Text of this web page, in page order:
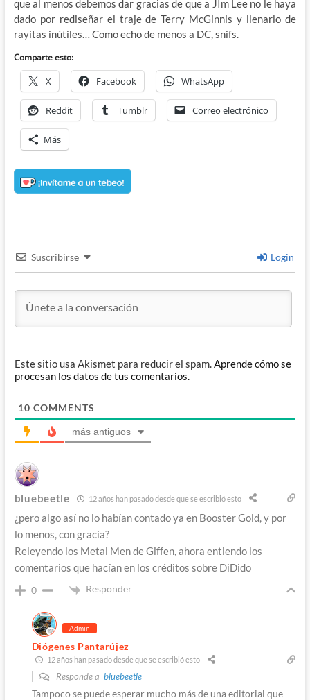
que al menos debemos dar gracias de que a JIm Lee no le haya
dado por rediseñar el traje de Terry McGinnis y llenarlo de
rayitas inútiles… Como echo de menos a DC, snifs.
Comparte esto:
X Facebook WhatsApp
Reddit Tumblr Correo electrónico
Más
Suscribirse Login
Este sitio usa Akismet para reducir el spam.Aprende cómo se
procesan los datos de tus comentarios.
10 COMMENTS
más antiguos
bluebeetle 12 años han pasado desde que se escribió esto
¿pero algo así no lo habían contado ya en Booster Gold, y por
lo menos, con gracia?
Releyendo los Metal Men de Giffen, ahora entiendo los
comentarios que hacían en los créditos sobre DiDido
0 Responder
Admin
Diógenes Pantarújez
12 años han pasado desde que se escribió esto
Responde a bluebeetle
Tampoco se puede esperar mucho más de una editorial que